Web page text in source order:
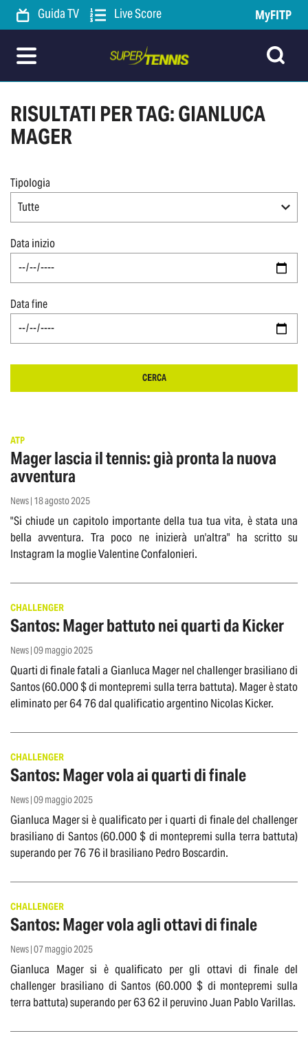
Guida TV Live Score MyFITP
RISULTATI PER TAG: GIANLUCA
MAGER
Tipologia
Tutte
Data inizio
Data fine
CERCA
ATP
Mager lascia il tennis: già pronta la nuova
avventura
News | 18 agosto 2025
"Si chiude un capitolo importante della tua tua vita, è stata una
bella avventura. Tra poco ne inizierà un'altra" ha scritto su
Instagram la moglie Valentine Confalonieri.
CHALLENGER
Santos: Mager battuto nei quarti da Kicker
News | 09 maggio 2025
Quarti di finale fatali a Gianluca Mager nel challenger brasiliano di
Santos (60.000 $ di montepremi sulla terra battuta). Mager è stato
eliminato per 64 76 dal qualificatio argentino Nicolas Kicker.
CHALLENGER
Santos: Mager vola ai quarti di finale
News | 09 maggio 2025
Gianluca Mager si è qualificato per i quarti di finale del challenger
brasiliano di Santos (60.000 $ di montepremi sulla terra battuta)
superando per 76 76 il brasiliano Pedro Boscardin.
CHALLENGER
Santos: Mager vola agli ottavi di finale
News | 07 maggio 2025
Gianluca Mager si è qualificato per gli ottavi di finale del
challenger brasiliano di Santos (60.000 $ di montepremi sulla
terra battuta) superando per 63 62 il peruvino Juan Pablo Varillas.